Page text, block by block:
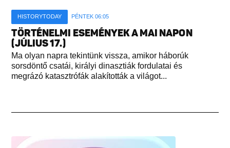
HISTORYTODAY PÉNTEK 06:05
TÖRTÉNELMI ESEMÉNYEK A MAI NAPON
(JÚLIUS 17.)
Ma olyan napra tekintünk vissza, amikor háborúk
sorsdöntő csatái, királyi dinasztiák fordulatai és
megrázó katasztrófák alakították a világot...